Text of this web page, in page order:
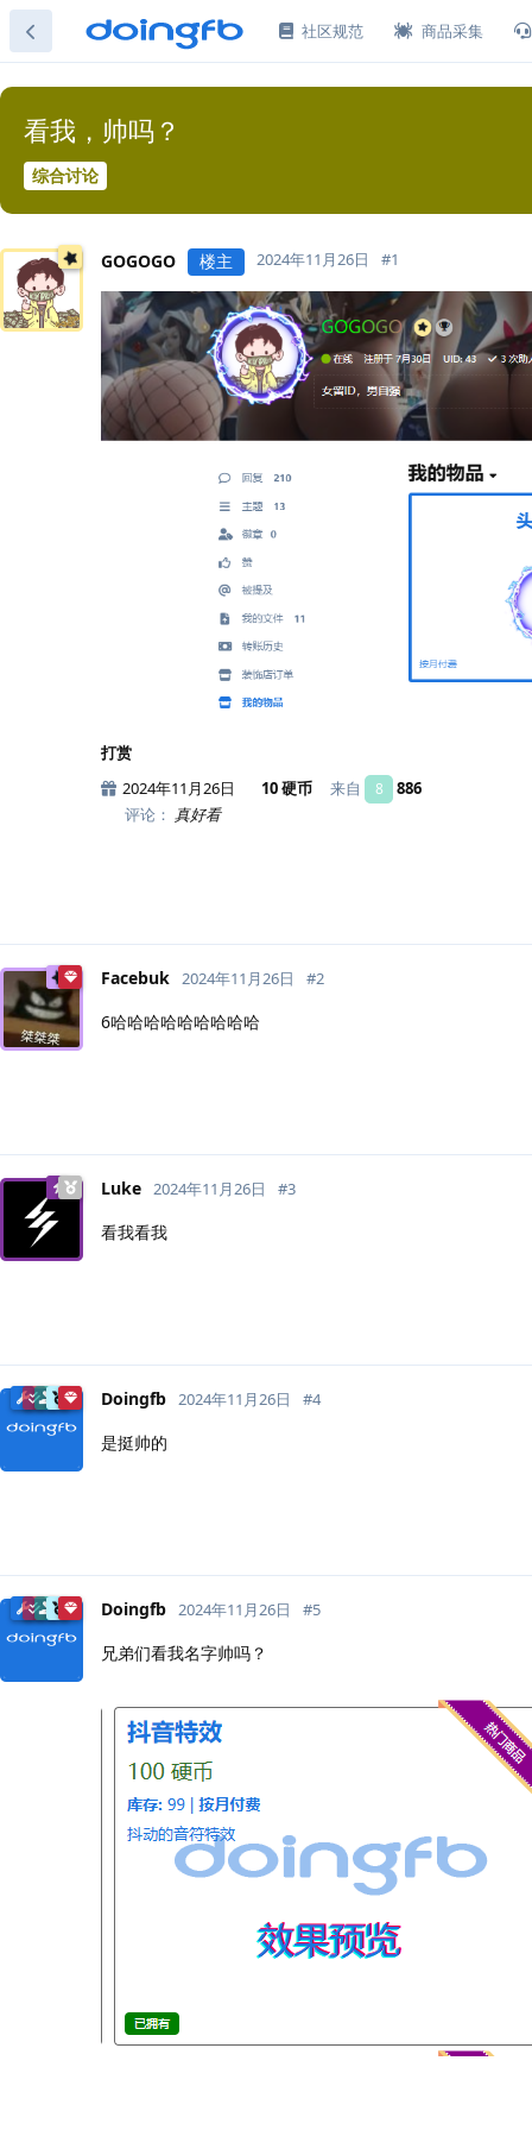
社区规范 商品采集
综合讨论
看我，帅吗？
GOGOGO 楼主 2024年11月26日 #1
打赏
2024年11月26日
10 硬币 来自 8
886
评论： 真好看
Facebuk 2024年11月26日 #2
6哈哈哈哈哈哈哈哈哈
Luke 2024年11月26日 #3
看我看我
Doingfb 2024年11月26日 #4
是挺帅的
Doingfb 2024年11月26日 #5
兄弟们看我名字帅吗？